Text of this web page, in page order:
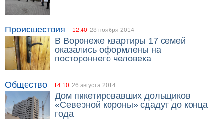
Происшествия 12:40 28 ноября 2014
В Воронеже квартиры 17 семей
оказались оформлены на
постороннего человека
Общество 14:10 26 августа 2014
Дом пикетировавших дольщиков
«Северной короны» сдадут до конца
года